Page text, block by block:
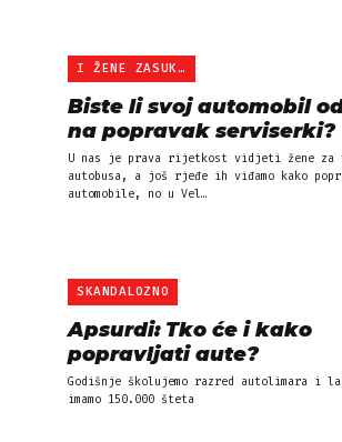
I ŽENE ZASUKALE RUKAVE
Biste li svoj automobil
na popravak serviserki?
U nas je prava rijetkost vidjeti žene za
autobusa, a još rjeđe ih viđamo kako popravljaju
automobile, no u Vel…
SKANDALOZNO
Apsurdi: Tko će i kako
popravljati aute?
Godišnje školujemo razred autolimara i
imamo 150.000 šteta